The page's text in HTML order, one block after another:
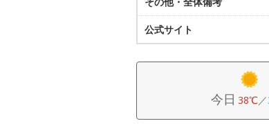
公式サイト
今日 38℃／